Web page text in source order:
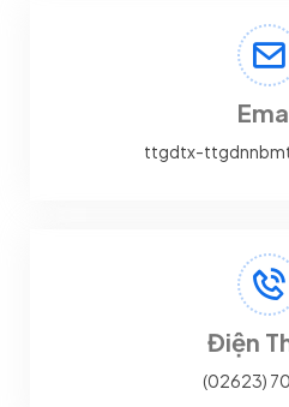
ttgdtx-
Điện
(02623)